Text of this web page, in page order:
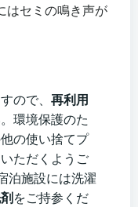
はセミの鳴き声が
ので、 再利用
環境保護のた
の使い捨てプ
ただくようご
泊施設には洗濯
をご持参くだ